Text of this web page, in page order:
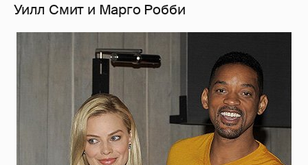
Уилл Смит и Марго Робби